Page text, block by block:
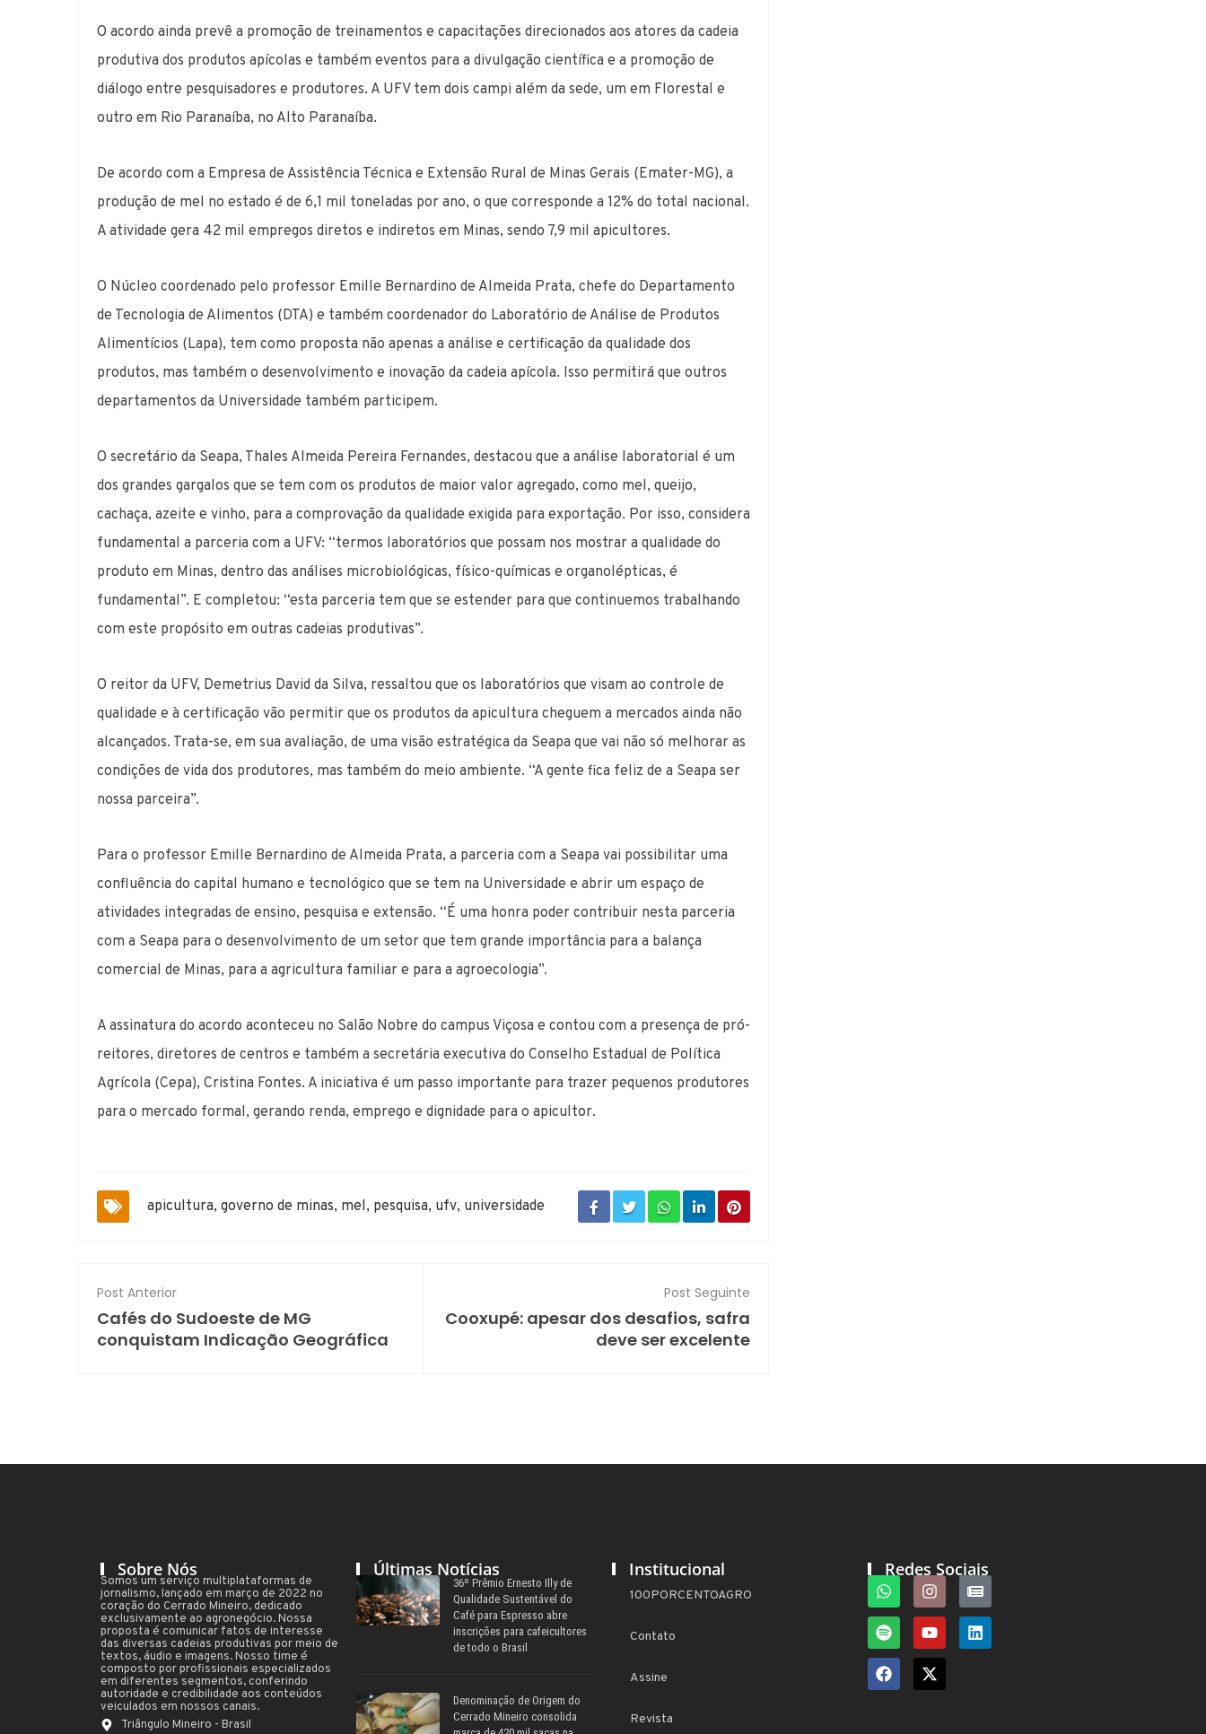
O acordo ainda prevê a promoção de treinamentos e capacitações direcionados aos atores da cadeia
produtiva dos produtos apícolas e também eventos para a divulgação científica e a promoção de
diálogo entre pesquisadores e produtores. A UFV tem dois campi além da sede, um em Florestal e
outro em Rio Paranaíba, no Alto Paranaíba.
De acordo com a Empresa de Assistência Técnica e Extensão Rural de Minas Gerais (Emater-MG), a
produção de mel no estado é de 6,1 mil toneladas por ano, o que corresponde a 12% do total nacional.
A atividade gera 42 mil empregos diretos e indiretos em Minas, sendo 7,9 mil apicultores.
O Núcleo coordenado pelo professor Emille Bernardino de Almeida Prata, chefe do Departamento
de Tecnologia de Alimentos (DTA) e também coordenador do Laboratório de Análise de Produtos
Alimentícios (Lapa), tem como proposta não apenas a análise e certificação da qualidade dos
produtos, mas também o desenvolvimento e inovação da cadeia apícola. Isso permitirá que outros
departamentos da Universidade também participem.
O secretário da Seapa, Thales Almeida Pereira Fernandes, destacou que a análise laboratorial é um
dos grandes gargalos que se tem com os produtos de maior valor agregado, como mel, queijo,
cachaça, azeite e vinho, para a comprovação da qualidade exigida para exportação. Por isso, considera
fundamental a parceria com a UFV: “termos laboratórios que possam nos mostrar a qualidade do
produto em Minas, dentro das análises microbiológicas, físico-químicas e organolépticas, é
fundamental”. E completou: “esta parceria tem que se estender para que continuemos trabalhando
com este propósito em outras cadeias produtivas”.
O reitor da UFV, Demetrius David da Silva, ressaltou que os laboratórios que visam ao controle de
qualidade e à certificação vão permitir que os produtos da apicultura cheguem a mercados ainda não
alcançados. Trata-se, em sua avaliação, de uma visão estratégica da Seapa que vai não só melhorar as
condições de vida dos produtores, mas também do meio ambiente. “A gente fica feliz de a Seapa ser
nossa parceira”.
Para o professor Emille Bernardino de Almeida Prata, a parceria com a Seapa vai possibilitar uma
confluência do capital humano e tecnológico que se tem na Universidade e abrir um espaço de
atividades integradas de ensino, pesquisa e extensão. “É uma honra poder contribuir nesta parceria
com a Seapa para o desenvolvimento de um setor que tem grande importância para a balança
comercial de Minas, para a agricultura familiar e para a agroecologia”.
A assinatura do acordo aconteceu no Salão Nobre do campus Viçosa e contou com a presença de pró-
reitores, diretores de centros e também a secretária executiva do Conselho Estadual de Política
Agrícola (Cepa), Cristina Fontes. A iniciativa é um passo importante para trazer pequenos produtores
para o mercado formal, gerando renda, emprego e dignidade para o apicultor.
apicultura, governo de minas, mel, pesquisa, ufv, universidade
Post Anterior
Cafés do Sudoeste de MG
conquistam Indicação Geográfica
Post Seguinte
Cooxupé: apesar dos desafios, safra
deve ser excelente
Sobre Nós
Somos um serviço multiplataformas de
jornalismo, lançado em março de 2022 no
coração do Cerrado Mineiro, dedicado
exclusivamente ao agronegócio. Nossa
proposta é comunicar fatos de interesse
das diversas cadeias produtivas por meio de
textos, áudio e imagens. Nosso time é
composto por profissionais especializados
em diferentes segmentos, conferindo
autoridade e credibilidade aos conteúdos
veiculados em nossos canais.
Triângulo Mineiro - Brasil
Últimas Notícias
36º Prêmio Ernesto Illy de
Qualidade Sustentável do
Café para Espresso abre
inscrições para cafeicultores
de todo o Brasil
Denominação de Origem do
Cerrado Mineiro consolida
Institucional
100PORCENTOAGRO
Contato
Assine
Revista
Redes Sociais